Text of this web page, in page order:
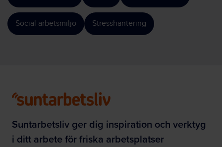
Social arbetsmiljö Stresshantering
Suntarbetsliv ger dig inspiration och verktyg
i ditt arbete för friska arbetsplatser